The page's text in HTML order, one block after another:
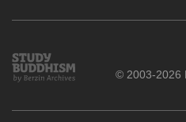
Study
Buddhism
© 2003-2026